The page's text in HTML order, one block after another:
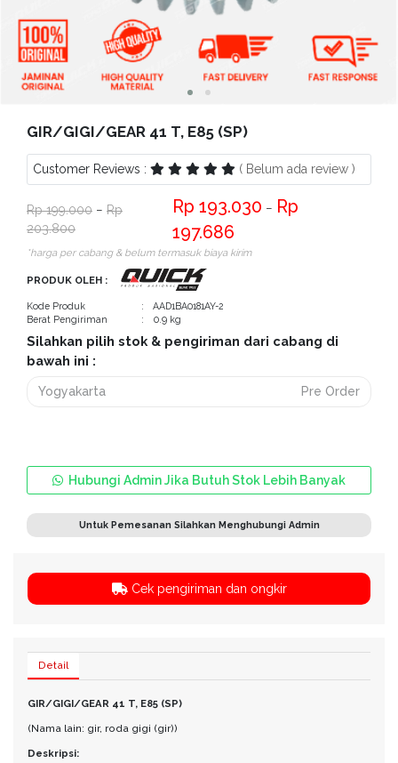
Kritik
Saran
GIR/GIGI/GEAR 41 T, E85 (SP)
Customer Reviews : ( Belum ada review )
199.000 −
203.800
193.030 −
197.686
*harga per cabang & belum termasuk biaya kirim
PRODUK OLEH :
Kode Produk
: AAD1BA0181AY-2
Berat Pengiriman
: 0.9 kg
Silahkan pilih stok & pengiriman dari cabang di
bawah ini :
Yogyakarta Pre Order
Hubungi Admin Jika Butuh Stok Lebih Banyak
Untuk Pemesanan Silahkan Menghubungi Admin
Cek pengiriman dan ongkir
Detail
GIR/GIGI/GEAR 41 T, E85 (SP)
(Nama lain: gir, roda gigi (gir))
Deskripsi: